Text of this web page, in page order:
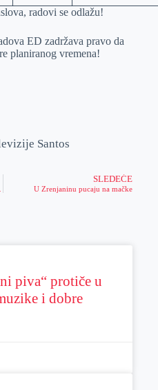
radovi se odlažu!
ED zadržava pravo da
planiranog vremena!
Santos
SLEDEĆE
U Zrenjaninu pucaju na mačke
piva“ protiče u
i dobre